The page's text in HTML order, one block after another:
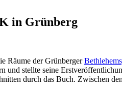
in Grünberg
Räume der Grünberger
und stellte seine
durch das Buch. Zwischen